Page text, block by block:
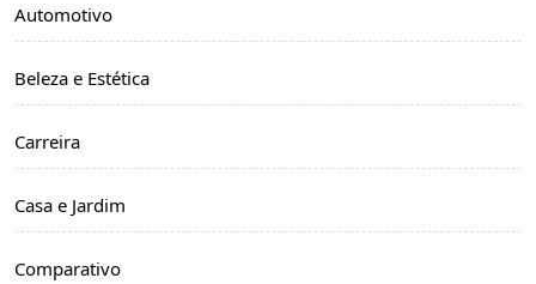
Automotivo
Beleza e Estética
Carreira
Casa e Jardim
Comparativo